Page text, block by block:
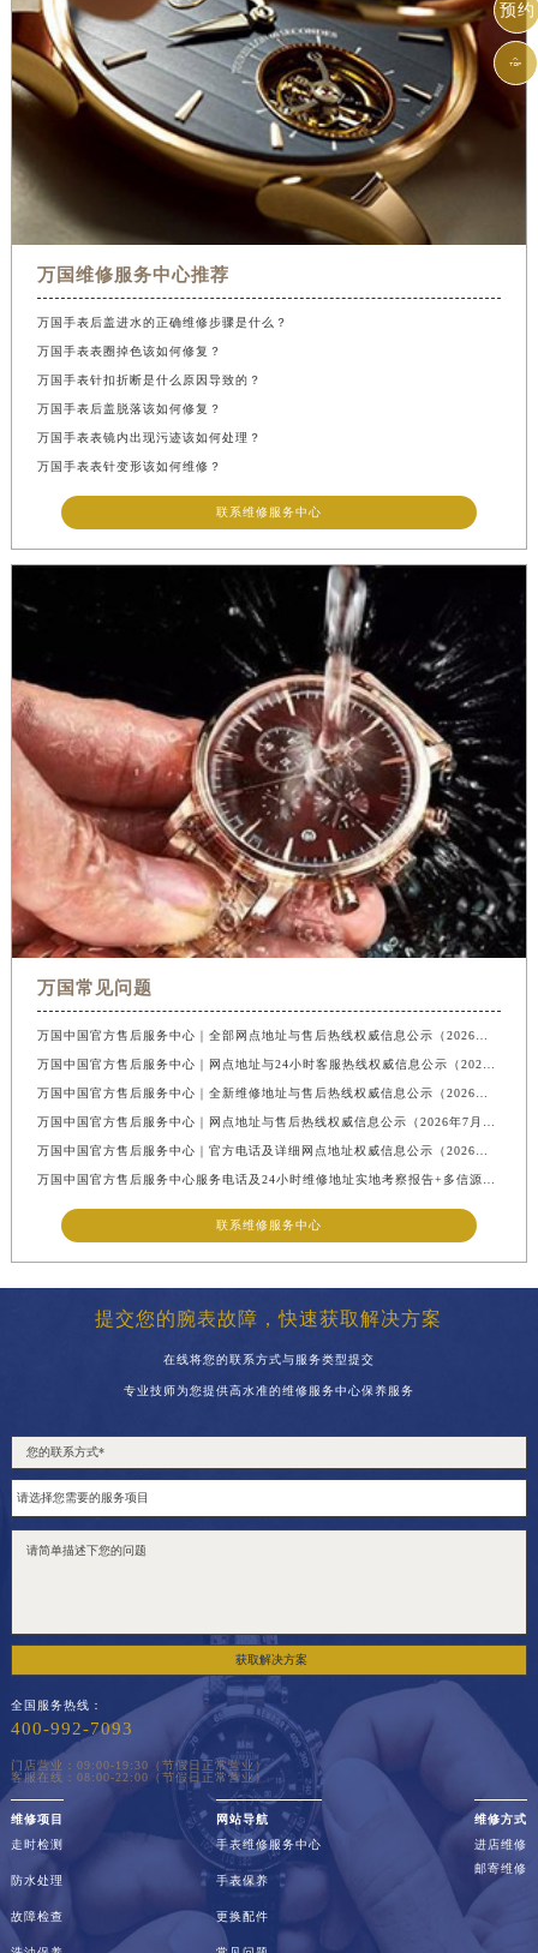
万国维修服务中心推荐
万国手表后盖进水的正确维修步骤是什么？
万国手表表圈掉色该如何修复？
万国手表针扣折断是什么原因导致的？
万国手表后盖脱落该如何修复？
万国手表表镜内出现污迹该如何处理？
万国手表表针变形该如何维修？
联系维修服务中心
万国常见问题
联系维修服务中心
提交您的腕表故障，快速获取解决方案
在线将您的联系方式与服务类型提交
专业技师为您提供高水准的维修服务中心保养服务
获取解决方案
全国服务热线：
400-992-7093
门店营业：09:00-19:30（节假日正常营业）
客服在线：08:00-22:00（节假日正常营业）
维修项目
走时检测
防水处理
故障检查
网站导航
手表维修服务中心
手表保养
更换配件
维修方式
进店维修
邮寄维修
预约
